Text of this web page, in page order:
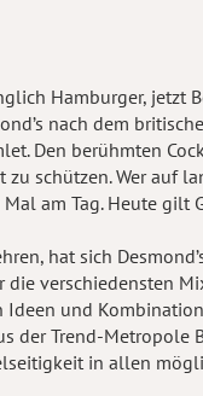
Hamburger,
nach dem
Den berühmten
schützen. Wer auf
am Tag. Heute
hat sich
verschiedensten
Ideen und
der Trend-
in allen